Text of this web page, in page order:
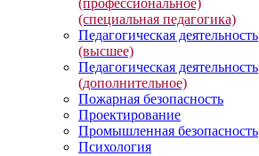
(профессиональное)
(специальная педагогика)
Педагогическая деятельность
(высшее)
Педагогическая деятельность
(дополнительное)
Пожарная безопасность
Проектирование
Промышленная безопасность
Психология